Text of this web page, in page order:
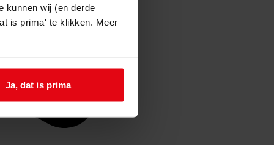
kunnen wij (en derde
is prima' te klikken. Meer
Ja, dat is prima